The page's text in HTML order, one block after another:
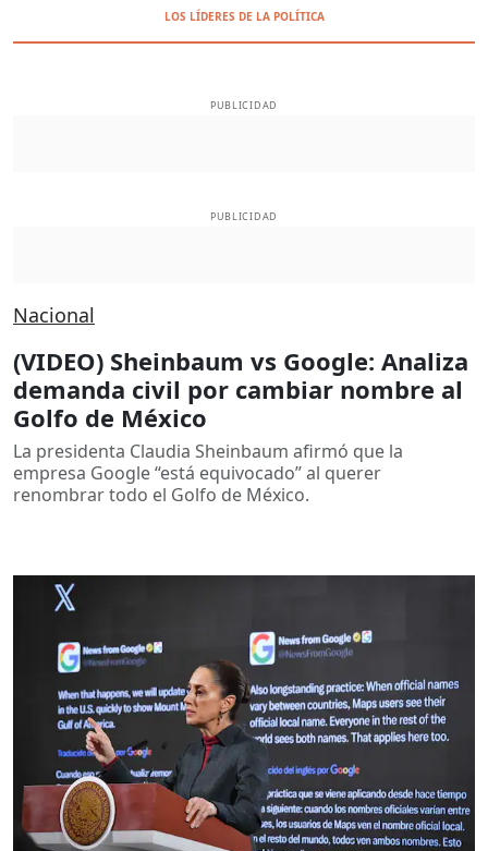
LOS LÍDERES DE LA POLÍTICA
PUBLICIDAD
PUBLICIDAD
Nacional
(VIDEO) Sheinbaum vs Google: Analiza
demanda civil por cambiar nombre al
Golfo de México
La presidenta Claudia Sheinbaum afirmó que la
empresa Google “está equivocado” al querer
renombrar todo el Golfo de México.